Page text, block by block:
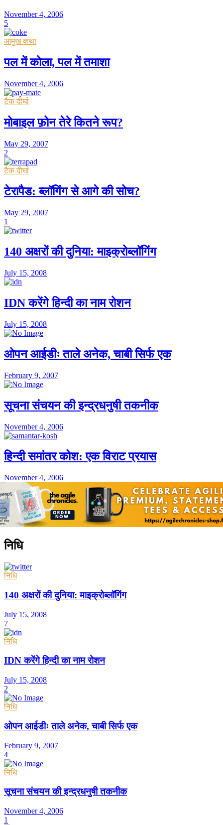
November 4, 2006
5
आमुख कथा
पल में कोला, पल में तमाशा
November 4, 2006
टैक दीर्घा
मोबाइल फ़ोन तेरे कितने रूप?
May 29, 2007
2
टैक दीर्घा
टेरापैड: ब्लॉगिंग से आगे की सोच?
May 29, 2007
1
140 अक्षरों की दुनिया: माइक्रोब्लॉगिंग
July 15, 2008
IDN करेंगे हिन्दी का नाम रोशन
July 15, 2008
ओपन आईडीः ताले अनेक, चाबी सिर्फ एक
February 9, 2007
सूचना संचयन की इन्द्रधनुषी तकनीक
November 4, 2006
हिन्दी समांतर कोश: एक विराट प्रयास
November 4, 2006
निधि
निधि
140 अक्षरों की दुनिया: माइक्रोब्लॉगिंग
July 15, 2008
7
निधि
IDN करेंगे हिन्दी का नाम रोशन
July 15, 2008
2
निधि
ओपन आईडीः ताले अनेक, चाबी सिर्फ एक
February 9, 2007
4
निधि
सूचना संचयन की इन्द्रधनुषी तकनीक
November 4, 2006
1